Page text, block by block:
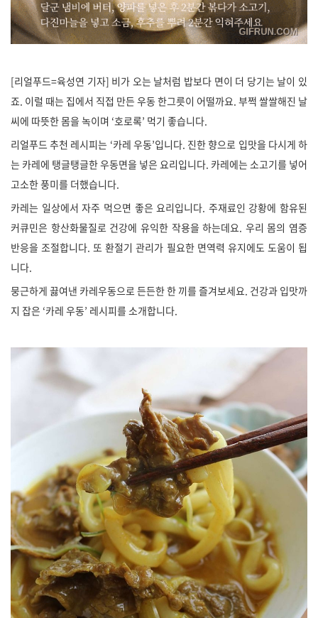
[리얼푸드=육성연 기자] 비가 오는 날처럼 밥보다 면이 더 당기는 날이 있
죠. 이럴 때는 집에서 직접 만든 우동 한그릇이 어떨까요. 부쩍 쌀쌀해진 날
씨에 따뜻한 몸을 녹이며 ‘호로록’ 먹기 좋습니다.
리얼푸드 추천 레시피는 ‘카레 우동’입니다. 진한 향으로 입맛을 다시게 하
는 카레에 탱글탱글한 우동면을 넣은 요리입니다. 카레에는 소고기를 넣어
고소한 풍미를 더했습니다.
카레는 일상에서 자주 먹으면 좋은 요리입니다. 주재료인 강황에 함유된
커큐민은 항산화물질로 건강에 유익한 작용을 하는데요. 우리 몸의 염증
반응을 조절합니다. 또 환절기 관리가 필요한 면역력 유지에도 도움이 됩
니다.
뭉근하게 끓여낸 카레우동으로 든든한 한 끼를 즐겨보세요. 건강과 입맛까
지 잡은 ‘카레 우동’ 레시피를 소개합니다.